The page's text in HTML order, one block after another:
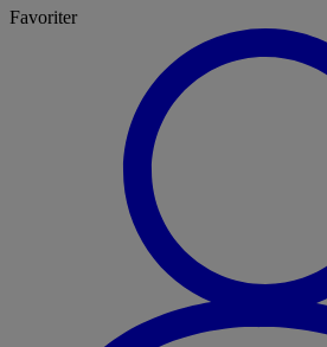
Favoriter